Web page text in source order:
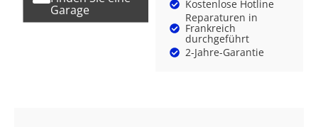
Garage
Kostenlose Hotline
Reparaturen in
Frankreich
durchgeführt
2-Jahre-Garantie